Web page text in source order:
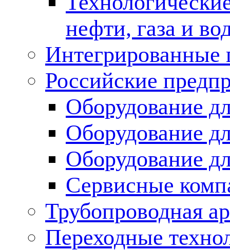
нефти, газа и
Российские
Оборудование
Оборудование
Оборудование
Сервисные
Трубопроводная
Переходные